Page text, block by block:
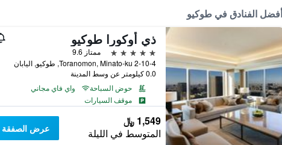
أفضل الفنادق في طوكيو
ذي أوكورا طوكيو
5 نجوم
ممتاز 9.6
2-10-4 Toranomon, Minato-ku, طوكيو, اليابان
0.0 كيلومتر عن وسط المدينة
حوض السباحة
واي فاي مجاني
موقف السيارات
1,549 ﷼
المتوسط في الليلة عرض الصفقة